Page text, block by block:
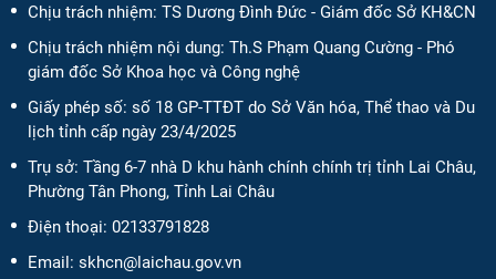
Chịu trách nhiệm: TS Dương Đình Đức - Giám đốc Sở KH&CN
Chịu trách nhiệm nội dung: Th.S Phạm Quang Cường - Phó
giám đốc Sở Khoa học và Công nghệ
Giấy phép số: số 18 GP-TTĐT do Sở Văn hóa, Thể thao và Du
lịch tỉnh cấp ngày 23/4/2025
Trụ sở: Tầng 6-7 nhà D khu hành chính chính trị tỉnh Lai Châu,
Phường Tân Phong, Tỉnh Lai Châu
Điện thoại: 02133791828
Email: skhcn@laichau.gov.vn